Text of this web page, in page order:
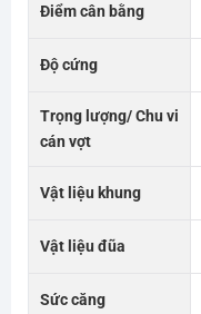
Điểm cân bằng
Độ cứng
Trọng lượng/ Chu vi
cán vợt
Vật liệu khung
Vật liệu đũa
Sức căng